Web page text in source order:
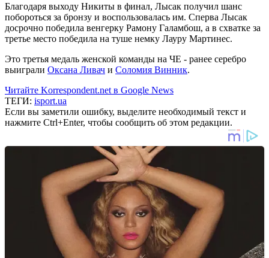
Благодаря выходу Никиты в финал, Лысак получил шанс
побороться за бронзу и воспользовалась им. Сперва Лысак
досрочно победила венгерку Рамону Галамбош, а в схватке за
третье место победила на туше немку Лауру Мартинес.
Это третья медаль женской команды на ЧЕ - ранее серебро
выиграли Оксана Ливач и Соломия Винник.
Читайте Korrespondent.net в Google News
ТЕГИ: isport.ua
Если вы заметили ошибку, выделите необходимый текст и
нажмите Ctrl+Enter, чтобы сообщить об этом редакции.